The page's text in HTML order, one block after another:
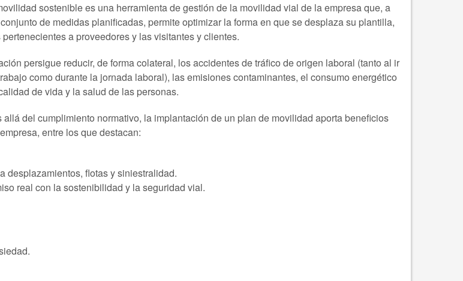
sostenible es una herramienta de gestión de la movilidad vial de la empresa que, a
de medidas planificadas, permite optimizar la forma en que se desplaza su plantilla,
a proveedores y las visitantes y clientes.
persigue reducir, de forma colateral, los accidentes de tráfico de origen laboral (tanto al ir
como durante la jornada laboral), las emisiones contaminantes, el consumo energético
de vida y la salud de las personas.
allá del cumplimiento normativo, la implantación de un plan de movilidad aporta beneficios
entre los que destacan:
desplazamientos, flotas y siniestralidad.
real con la sostenibilidad y la seguridad vial.